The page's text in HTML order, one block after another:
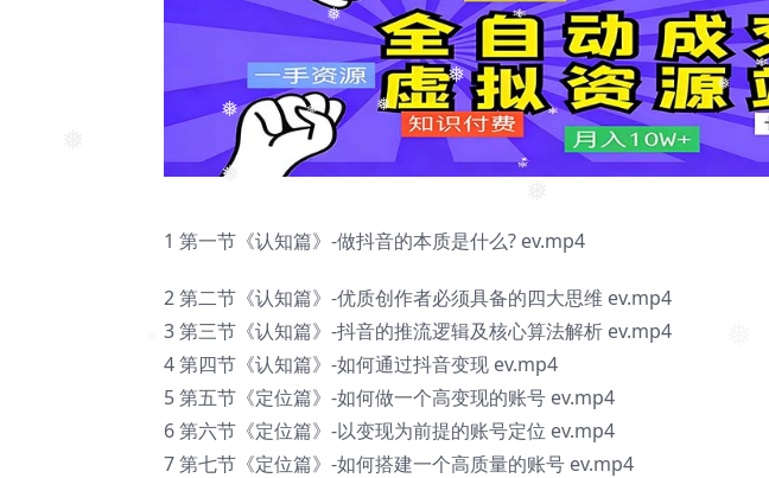
❅
❅
❅
❅ ❅
❅
1 第一节《认知篇》-做抖音的本质是什么? ev.mp4
2 第二节《认知篇》-优质创作者必须具备的四大思维 ev.mp4
3 第三节《认知篇》-抖音的推流逻辑及核心算法解析 ev.mp4
4 第四节《认知篇》-如何通过抖音变现 ev.mp4
5 第五节《定位篇》-如何做一个高变现的账号 ev.mp4
6 第六节《定位篇》-以变现为前提的账号定位 ev.mp4
7 第七节《定位篇》-如何搭建一个高质量的账号 ev.mp4